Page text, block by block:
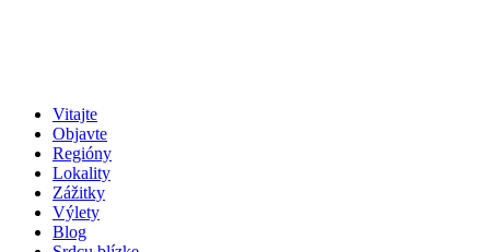
Vitajte
Objavte
Regióny
Lokality
Zážitky
Výlety
Blog